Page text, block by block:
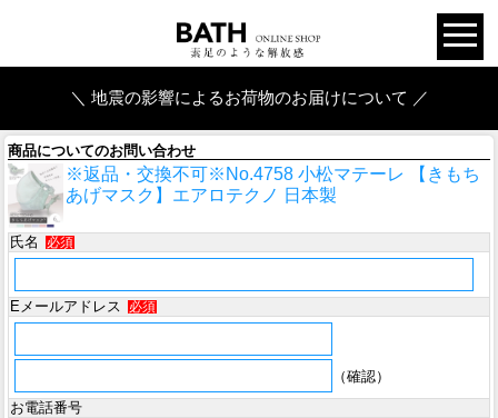
＼ 地震の影響によるお荷物のお届けについて ／
商品についてのお問い合わせ
※返品・交換不可※No.4758 小松マテーレ 【きもち
あげマスク】エアロテクノ 日本製
氏名 必須
Eメールアドレス 必須
（確認）
お電話番号